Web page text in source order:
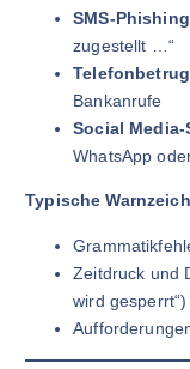
SMS-
zugestellt …“
Bankanrufe
Social Media-
WhatsApp
Typische
Zeitdruck und
wird gesperrt“)